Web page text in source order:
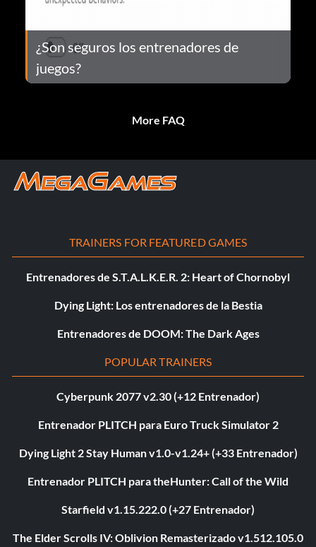
¿Son seguros los entrenadores de
juegos?
More FAQ
TRAINERS FOR FEATURED GAMES
Entrenadores de S.T.A.L.K.E.R. 2: Heart of Chornobyl
Dying Light: Los entrenadores de la Bestia
Entrenadores de DOOM: The Dark Ages
POPULAR TRAINERS
Cyberpunk 2077 v2.30 (+12 Entrenador)
Entrenador PLITCH para Euro Truck Simulator 2
Dying Light 2 Stay Human v1.0-v1.24+ (+33 Entrenador)
Entrenador PLITCH para theHunter: Call of the Wild
Starfield v1.15.222.0 (+27 Entrenador)
The Elder Scrolls IV: Oblivion Remasterizado v1.512.105.0